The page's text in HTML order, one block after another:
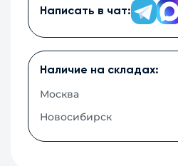
Написать в чат:
Наличие на складах:
Москва
Новосибирск